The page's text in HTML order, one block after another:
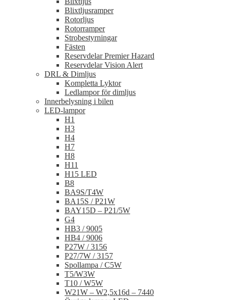
Blixtljusramper
Rotorljus
Rotorramper
Strobestyrningar
Fästen
Reservdelar Premier Hazard
Reservdelar Vision Alert
DRL & Dimljus
Kompletta Lyktor
Ledlampor för dimljus
Innerbelysning i bilen
LED-lampor
H1
H3
H4
H7
H8
H11
H15 LED
B8
BA9S/T4W
BA15S / P21W
BAY15D – P21/5W
G4
HB3 / 9005
HB4 / 9006
P27W / 3156
P27/7W / 3157
Spollampa / C5W
T5/W3W
T10 / W5W
W21W – W2,5x16d – 7440